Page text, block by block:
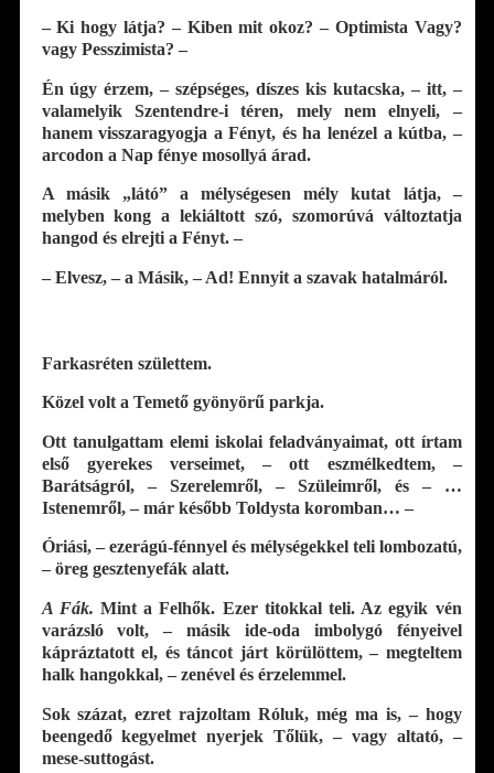
– Ki hogy látja? – Kiben mit okoz? – Optimista Vagy?
vagy Pesszimista? –
Én úgy érzem, – szépséges, díszes kis kutacska, – itt, –
valamelyik Szentendre-i téren, mely nem elnyeli, –
hanem visszaragyogja a Fényt, és ha lenézel a kútba, –
arcodon a Nap fénye mosollyá árad.
A másik „látó” a mélységesen mély kutat látja, –
melyben kong a lekiáltott szó, szomorúvá változtatja
hangod és elrejti a Fényt. –
– Elvesz, – a Másik, – Ad! Ennyit a szavak hatalmáról.
Farkasréten születtem.
Közel volt a Temető gyönyörű parkja.
Ott tanulgattam elemi iskolai feladványaimat, ott írtam
első gyerekes verseimet, – ott eszmélkedtem, –
Barátságról, – Szerelemről, – Szüleimről, és – …
Istenemről, – már később Toldysta koromban… –
Óriási, – ezerágú-fénnyel és mélységekkel teli lombozatú,
– öreg gesztenyefák alatt.
A Fák. Mint a Felhők. Ezer titokkal teli. Az egyik vén
varázsló volt, – másik ide-oda imbolygó fényeivel
kápráztatott el, és táncot járt körülöttem, – megteltem
halk hangokkal, – zenével és érzelemmel.
Sok százat, ezret rajzoltam Róluk, még ma is, – hogy
beengedő kegyelmet nyerjek Tőlük, – vagy altató, –
mese-suttogást.